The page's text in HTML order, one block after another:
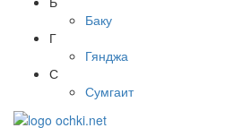
Баку
Г
Гянджа
С
Сумгаит